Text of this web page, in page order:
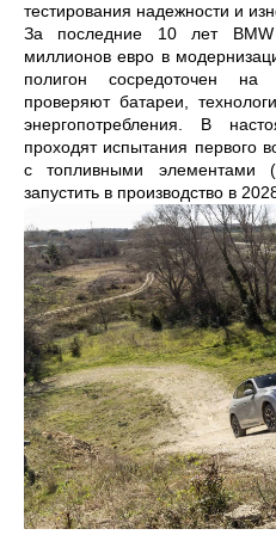
тестирования надежности и
За последние 10 лет
миллионов евро в
полигон сосредоточен
проверяют батареи,
энергопотребления. В
проходят испытания первого
с топливными элементами
запустить в производство в